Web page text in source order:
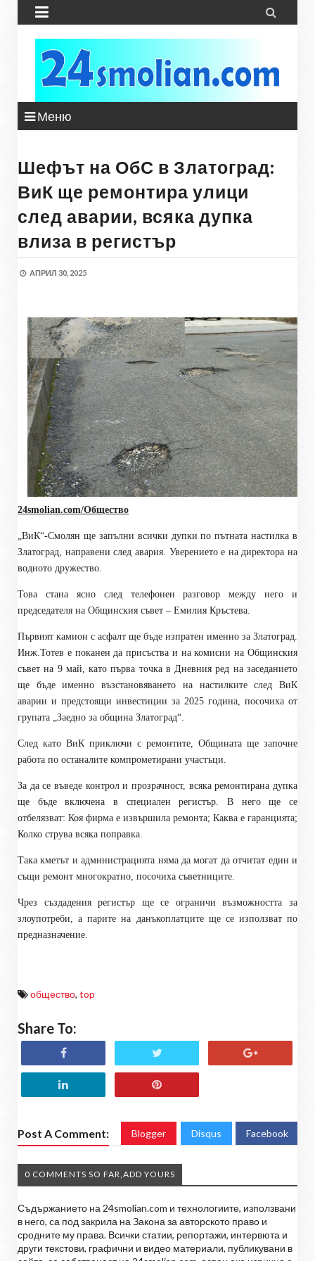
 
Меню
Шефът на ОбС в Златоград:
ВиК ще ремонтира улици
след аварии, всяка дупка
влиза в регистър
АПРИЛ 30, 2025
24smolian.com/Общество
„ВиК“-Смолян ще запълни всички дупки по пътната настилка в
Златоград, направени след авария. Уверението е на директора на
водното дружество.
Това стана ясно след телефонен разговор между него и
председателя на Общинския съвет – Емилия Кръстева.
Първият камион с асфалт ще бъде изпратен именно за Златоград.
Инж.Тотев е поканен да присъства и на комисии на Общинския
съвет на 9 май, като първа точка в Дневния ред на заседанието
ще бъде именно възстановяването на настилките след ВиК
аварии и предстоящи инвестиции за 2025 година, посочиха от
групата „Заедно за община Златоград“.
След като ВиК приключи с ремонтите, Общината ще започне
работа по останалите компрометирани участъци.
За да се въведе контрол и прозрачност, всяка ремонтирана дупка
ще бъде включена в специален регистър. В него ще се
отбелязват: Коя фирма е извършила ремонта; Каква е гаранцията;
Колко струва всяка поправка.
Така кметът и администрацията няма да могат да отчитат един и
същи ремонт многократно, посочиха съветниците.
Чрез създадения регистър ще се ограничи възможността за
злоупотреби, а парите на данъкоплатците ще се използват по
предназначение.
общество, top
Share To:
Post A Comment: Blogger Disqus Facebook
0 COMMENTS SO FAR,ADD YOURS
Съдържанието на 24smolian.com и технологиите, използвани
в него, са под закрила на Закона за авторското право и
сродните му права. Всички статии, репортажи, интервюта и
други текстови, графични и видео материали, публикувани в